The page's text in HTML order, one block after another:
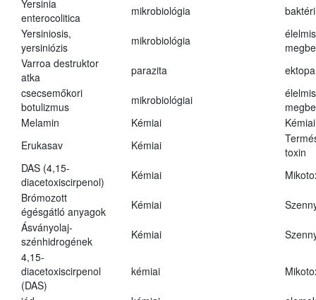
Yersinia
enterocolitica
mikrobiológia
Yersiniosis,
yersiniózis
mikrobiológia
Varroa destruktor
atka
parazita
csecsemőkori
botulizmus
mikrobiológiai
Melamin
Kémiai
Kémiai
Erukasav
Kémiai
toxin
DAS (4,15-
diacetoxiscirpenol)
Kémiai
Brómozott
égésgátló anyagok
Kémiai
Ásványolaj-
szénhidrogének
Kémiai
4,15-
diacetoxiscirpenol
(DAS)
kémiai